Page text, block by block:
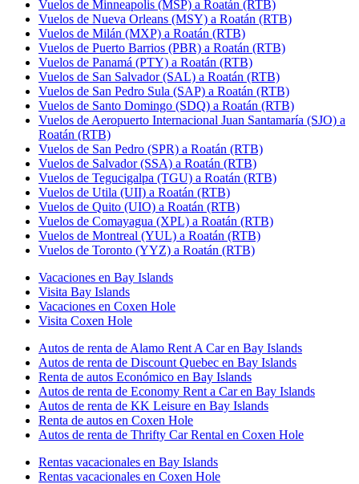
Vuelos de Minneapolis (MSP) a Roatán (RTB)
Vuelos de Nueva Orleans (MSY) a Roatán (RTB)
Vuelos de Milán (MXP) a Roatán (RTB)
Vuelos de Puerto Barrios (PBR) a Roatán (RTB)
Vuelos de Panamá (PTY) a Roatán (RTB)
Vuelos de San Salvador (SAL) a Roatán (RTB)
Vuelos de San Pedro Sula (SAP) a Roatán (RTB)
Vuelos de Santo Domingo (SDQ) a Roatán (RTB)
Vuelos de Aeropuerto Internacional Juan Santamaría (SJO) a
Roatán (RTB)
Vuelos de San Pedro (SPR) a Roatán (RTB)
Vuelos de Salvador (SSA) a Roatán (RTB)
Vuelos de Tegucigalpa (TGU) a Roatán (RTB)
Vuelos de Utila (UII) a Roatán (RTB)
Vuelos de Quito (UIO) a Roatán (RTB)
Vuelos de Comayagua (XPL) a Roatán (RTB)
Vuelos de Montreal (YUL) a Roatán (RTB)
Vuelos de Toronto (YYZ) a Roatán (RTB)
Vacaciones en Bay Islands
Visita Bay Islands
Vacaciones en Coxen Hole
Visita Coxen Hole
Autos de renta de Alamo Rent A Car en Bay Islands
Autos de renta de Discount Quebec en Bay Islands
Renta de autos Económico en Bay Islands
Autos de renta de Economy Rent a Car en Bay Islands
Autos de renta de KK Leisure en Bay Islands
Renta de autos en Coxen Hole
Autos de renta de Thrifty Car Rental en Coxen Hole
Rentas vacacionales en Bay Islands
Rentas vacacionales en Coxen Hole